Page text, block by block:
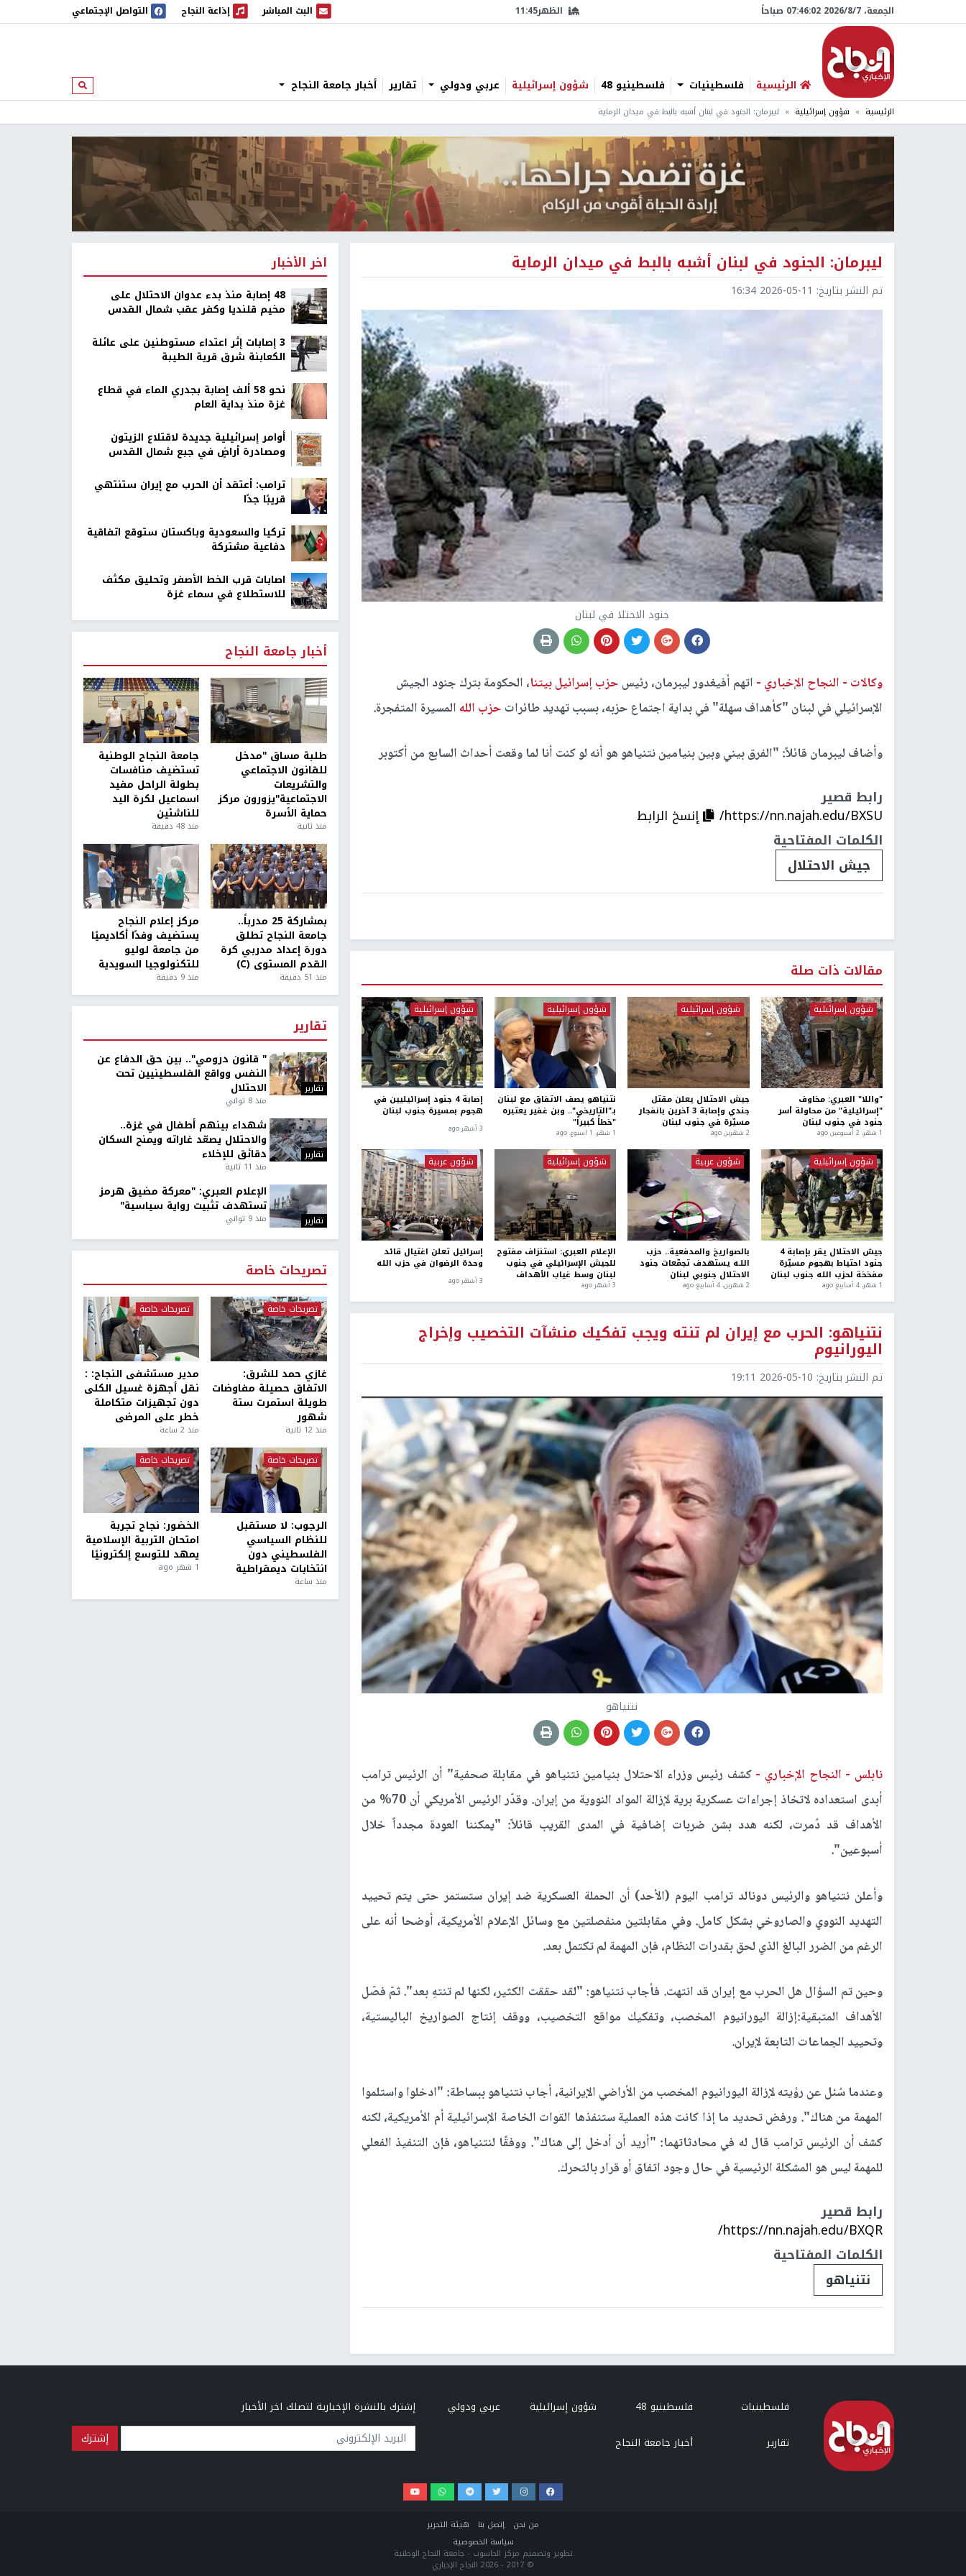
الجمعة، 7/‏8/‏2026 07:46:03 صباحاً الظهر11:45 البث المباشر
البث المباشر إذاعة النجاح
إذاعة النجاح التواصل الإجتماعي
الرئيسية فلسطينيات فلسطينيو 48 شؤون إسرائيلية عربي ودولي تقارير أخبار جامعة النجاح ابحث
الرئيسية شؤون إسرائيلية ليبرمان: الجنود في لبنان أشبه بالبط في ميدان الرماية
ليبرمان: الجنود في لبنان أشبه بالبط في ميدان الرماية
تم النشر بتاريخ: 2026-05-11 16:34
جنود الاحتلا في لبنان
وكالات - النجاح الإخباري - اتهم أفيغدور ليبرمان، رئيس حزب إسرائيل بيتنا، الحكومة بترك جنود الجيش
الإسرائيلي في لبنان "كأهداف سهلة" في بداية اجتماع حزبه، بسبب تهديد طائرات حزب اللهالمسيرة المتفجرة.
وأضاف ليبرمان قائلاً: "الفرق بيني وبين بنيامين نتنياهو هو أنه لو كنت أنا لما وقعت أحداث السابع من أكتوبر
رابط قصير
https://nn.najah.edu/BXSU/
إنسخ الرابط
الكلمات المفتاحية
جيش الاحتلال
مقالات ذات صلة
شؤون إسرائيلية
"واللا" العبري: مخاوف
"إسرائيلية" من محاولة أسر
جنود في جنوب لبنان
1 شهر، 2 أسبوعين ago
شؤون إسرائيلية
جيش الاحتلال يعلن مقتل
جندي وإصابة 3 آخرين بانفجار
مسيّرة في جنوب لبنان
2 شهرين ago
شؤون إسرائيلية
نتنياهو يصف الاتفاق مع لبنان
بـ"التاريخي".. وبن غفير يعتبره
"خطأً كبيراً"
1 شهر، 1 اسبوع. ago
شؤون إسرائيلية
إصابة 4 جنود إسرائيليين في
هجوم بمسيرة جنوب لبنان
3 أشهر ago
شؤون إسرائيلية
جيش الاحتلال يقر بإصابة 4
جنود احتياط بهجوم مسيّرة
مفخخة لحزب الله جنوب لبنان
1 شهر، 4 أسابيع ago
شؤون عربية
بالصواريخ والمدفعية.. حزب
اللـه يستهدف تجمّعات جنود
الاحتلال جنوبي لبنان
2 شهرين، 4 أسابيع ago
شؤون إسرائيلية
الإعلام العبري: استنزاف مفتوح
للجيش الإسرائيلي في جنوب
لبنان وسط غياب الأهداف
3 أشهر ago
شؤون عربية
إسرائيل تعلن اغتيال قائد
وحدة الرضوان في حزب الله
3 أشهر ago
نتنياهو: الحرب مع إيران لم تنته ويجب تفكيك منشآت التخصيب وإخراج
اليورانيوم
تم النشر بتاريخ: 2026-05-10 19:11
نتنياهو
نابلس - النجاح الإخباري -كشف رئيس وزراء الاحتلال بنيامين نتنياهو في مقابلة صحفية" أن الرئيس ترامب
أبدى استعداده لاتخاذ إجراءات عسكرية برية لإزالة المواد النووية من إيران. وقدّر الرئيس الأمريكي أن 70% من
الأهداف قد دُمرت، لكنه هدد بشن ضربات إضافية في المدى القريب قائلاً: "يمكننا العودة مجدداً خلال
أسبوعين".
وأعلن نتنياهو والرئيس دونالد ترامب اليوم (الأحد) أن الحملة العسكرية ضد إيران ستستمر حتى يتم تحييد
التهديد النووي والصاروخي بشكل كامل. وفي مقابلتين منفصلتين مع وسائل الإعلام الأمريكية، أوضحا أنه على
الرغم من الضرر البالغ الذي لحق بقدرات النظام، فإن المهمة لم تكتمل بعد.
وحين تم السؤال هل الحرب مع إيران قد انتهت. فأجاب نتنياهو: "لقد حققت الكثير، لكنها لم تنتهِ بعد". ثمّ فصّل
الأهداف المتبقية:إزالة اليورانيوم المخصب، وتفكيك مواقع التخصيب، ووقف إنتاج الصواريخ الباليستية،
وتحييد الجماعات التابعة لإيران.
وعندما سُئل عن رؤيته لإزالة اليورانيوم المخصب من الأراضي الإيرانية، أجاب نتنياهو ببساطة: "ادخلوا واستلموا
المهمة من هناك". ورفض تحديد ما إذا كانت هذه العملية ستنفذها القوات الخاصة الإسرائيلية أم الأمريكية، لكنه
كشف أن الرئيس ترامب قال له في محادثاتهما: "أريد أن أدخل إلى هناك". ووفقًا لنتنياهو، فإن التنفيذ الفعلي
للمهمة ليس هو المشكلة الرئيسية في حال وجود اتفاق أو قرار بالتحرك.
رابط قصير
https://nn.najah.edu/BXQR/
الكلمات المفتاحية
نتنياهو
اخر الأخبار
48 إصابة منذ بدء عدوان الاحتلال على
مخيم قلنديا وكفر عقب شمال القدس
‏3 إصابات إثر اعتداء مستوطنين على عائلة
الكعابنة شرق قرية الطيبة
نحو 58 ألف إصابة بجدري الماء في قطاع
غزة منذ بداية العام
أوامر إسرائيلية جديدة لاقتلاع الزيتون
ومصادرة أراضٍ في جبع شمال القدس
ترامب: أعتقد أن الحرب مع إيران ستنتهي
قريبًا جدًا
تركيا والسعودية وباكستان ستوقع اتفاقية
دفاعية مشتركة
اصابات قرب الخط الأصفر وتحليق مكثف
للاستطلاع في سماء غزة
أخبار جامعة النجاح
طلبة مساق "مدخل
للقانون الاجتماعي
والتشريعات
الاجتماعية"يزورون مركز
حماية الأسرة
منذ ثانية
جامعة النجاح الوطنية
تستضيف منافسات
بطولة الراحل مفيد
اسماعيل لكرة اليد
للناشئين
منذ 48 دقيقة
بمشاركة 25 مدرباً..
جامعة النجاح تطلق
دورة إعداد مدربي كرة
القدم المستوى (C)
منذ 51 دقيقة
مركز إعلام النجاح
يستضيف وفدًا أكاديميًا
من جامعة لوليو
للتكنولوجيا السويدية
منذ 9 دقيقة
تقارير
تقارير
" قانون درومي".. بين حق الدفاع عن
النفس وواقع الفلسطينيين تحت
الاحتلال
منذ 8 ثواني
تقارير
شهداء بينهم أطفال في غزة..
والاحتلال يصعّد غاراته ويمنح السكان
دقائق للإخلاء
منذ 11 ثانية
تقارير
الإعلام العبري: "معركة مضيق هرمز
تستهدف تثبيت رواية سياسية"
منذ 9 ثواني
تصريحات خاصة
تصريحات خاصة
غازي حمد للشرق:
الاتفاق حصيلة مفاوضات
طويلة استمرت ستة
شهور
منذ 12 ثانية
تصريحات خاصة
مدير مستشفى النجاح: :
نقل أجهزة غسيل الكلى
دون تجهيزات متكاملة
خطر على المرضى
منذ 2 ساعة
تصريحات خاصة
الرجوب: لا مستقبل
للنظام السياسي
الفلسطيني دون
انتخابات ديمقراطية
منذ ساعة
تصريحات خاصة
الخضور: نجاح تجربة
امتحان التربية الإسلامية
يمهد للتوسع إلكترونيًا
1 شهر ago
فلسطينيات فلسطينيو 48 شؤون إسرائيلية
عربي ودولي
تقارير
أخبار جامعة النجاح
إشترك بالنشرة الإخبارية لتصلك اخر الأخبار
البريد الإلكتروني
من نحن إتصل بنا
هيئة التحرير
سياسة الخصوصية
تطوير وتصميم مركز الحاسوب - جامعة النجاح الوطنية
© 2017 - 2026 النجاح الإخباري